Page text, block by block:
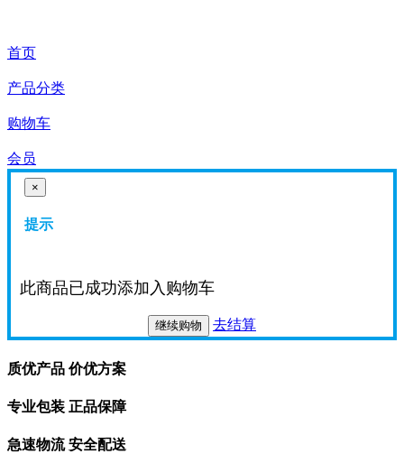
首页
产品分类
购物车
会员
×
提示
此商品已成功添加入购物车
继续购物 去结算
质优产品 价优方案
专业包装 正品保障
急速物流 安全配送